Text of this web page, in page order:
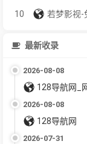
10 若梦影视-
最新收录
2026-08-08
128导航网_
2026-08-08
128导航网
2026-07-31